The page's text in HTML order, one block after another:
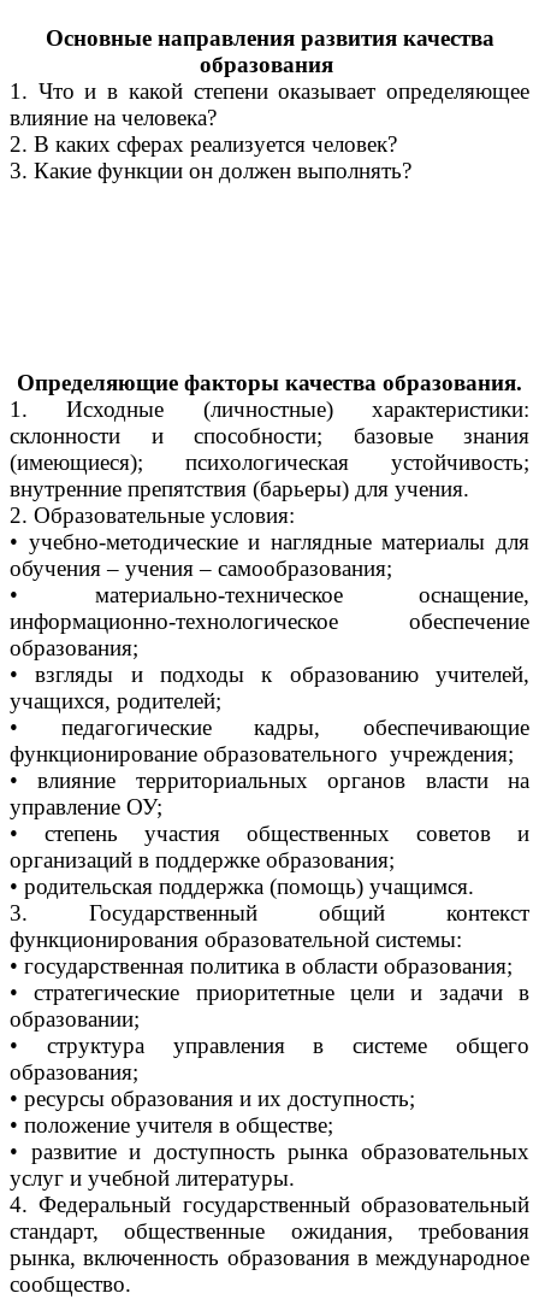
Основные направления развития качества
образования
1. Что и в какой степени оказывает определяющее
влияние на человека?
2. В каких сферах реализуется человек?
3. Какие функции он должен выполнять?
Определяющие факторы качества образования.
1. Исходные (личностные) характеристики:
склонности и способности; базовые знания
(имеющиеся); психологическая устойчивость;
внутренние препятствия (барьеры) для учения.
2. Образовательные условия:
• учебно-методические и наглядные материалы для
обучения – учения – самообразования;
• материально-техническое оснащение,
информационно-технологическое обеспечение
образования;
• взгляды и подходы к образованию учителей,
учащихся, родителей;
• педагогические кадры, обеспечивающие
функционирование образовательного учреждения;
• влияние территориальных органов власти на
управление ОУ;
• степень участия общественных советов и
организаций в поддержке образования;
• родительская поддержка (помощь) учащимся.
3. Государственный общий контекст
функционирования образовательной системы:
• государственная политика в области образования;
• стратегические приоритетные цели и задачи в
образовании;
• структура управления в системе общего
образования;
• ресурсы образования и их доступность;
• положение учителя в обществе;
• развитие и доступность рынка образовательных
услуг и учебной литературы.
4. Федеральный государственный образовательный
стандарт, общественные ожидания, требования
рынка, включенность образования в международное
сообщество.